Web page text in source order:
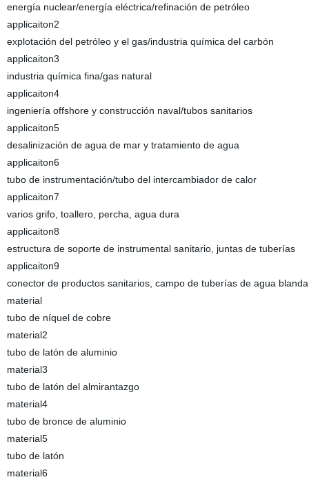
energía nuclear/energía eléctrica/refinación de petróleo
applicaiton2
explotación del petróleo y el gas/industria química del carbón
applicaiton3
industria química fina/gas natural
applicaiton4
ingeniería offshore y construcción naval/tubos sanitarios
applicaiton5
desalinización de agua de mar y tratamiento de agua
applicaiton6
tubo de instrumentación/tubo del intercambiador de calor
applicaiton7
varios grifo, toallero, percha, agua dura
applicaiton8
estructura de soporte de instrumental sanitario, juntas de tuberías
applicaiton9
conector de productos sanitarios, campo de tuberías de agua blanda
material
tubo de níquel de cobre
material2
tubo de latón de aluminio
material3
tubo de latón del almirantazgo
material4
tubo de bronce de aluminio
material5
tubo de latón
material6